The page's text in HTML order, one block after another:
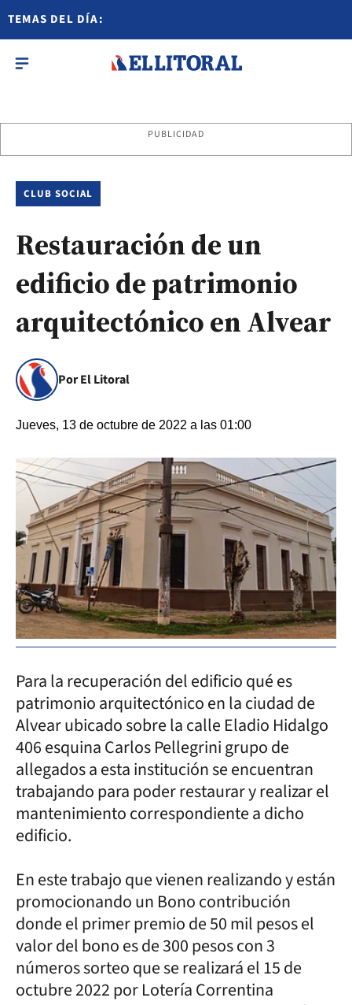
TEMAS DEL DÍA:
PUBLICIDAD
CLUB SOCIAL
Restauración de un
edificio de patrimonio
arquitectónico en Alvear
Por El Litoral
Jueves, 13 de octubre de 2022 a las 01:00
Para la recuperación del edificio qué es
patrimonio arquitectónico en la ciudad de
Alvear ubicado sobre la calle Eladio Hidalgo
406 esquina Carlos Pellegrini grupo de
allegados a esta institución se encuentran
trabajando para poder restaurar y realizar el
mantenimiento correspondiente a dicho
edificio.
En este trabajo que vienen realizando y están
promocionando un Bono contribución
donde el primer premio de 50 mil pesos el
valor del bono es de 300 pesos con 3
números sorteo que se realizará el 15 de
octubre 2022 por Lotería Correntina